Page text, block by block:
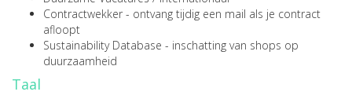
Contractwekker - ontvang tijdig een mail als je contract
afloopt
Sustainability Database - inschatting van shops op
duurzaamheid
Taal